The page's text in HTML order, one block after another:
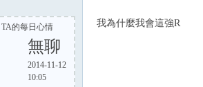
TA的每日心情
無聊
2014-11-12
10:05
我為什麼我會這強R